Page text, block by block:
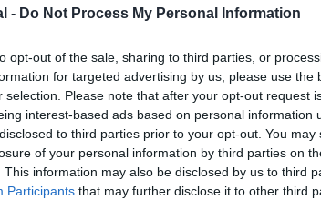
- Do Not Process My Personal Information
opt-out of the sale, sharing to third parties, or
for targeted advertising by us, please use the
selection. Please note that after your opt-out request
interest-based ads based on personal information
to third parties prior to your opt-out. You
of your personal information by third parties on
This information may also be disclosed by us to third
Participants that may further disclose it to other third
soigné : à son arrivée à Nice, le commandant
et américain, illustrant le caractère hautement
entre les deux rives de l’Atlantique.
moins de temps en vol et plus de temps à
Black, directrice générale Royaume‑Uni, Irlande,
de la destination
dans le prolongement d’une stratégie
d’Azur, Côte d’Azur France Tourisme et les